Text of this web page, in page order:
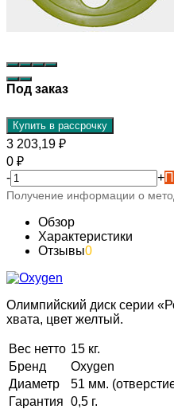
Под заказ
Купить в рассрочку
3 203,19 ₽
0 ₽
-
+
Получение информации о
Обзор
Характеристики
Отзывы0
Олимпийский диск серии
хвата, цвет желтый.
Вес нетто 15 кг.
Бренд
Oxygen
Диаметр
51 мм.
Гарантия 0,5 г.